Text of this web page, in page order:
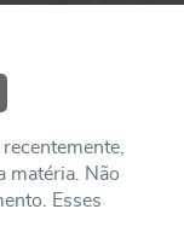
matéria. Não
Esses